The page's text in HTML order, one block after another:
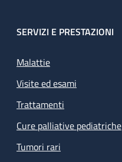
SERVIZI E PRESTAZIONI
Malattie
Visite ed esami
Trattamenti
Cure palliative pediatriche
Tumori rari